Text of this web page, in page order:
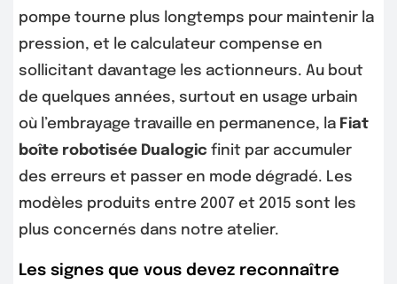
pompe tourne plus longtemps pour maintenir la
pression, et le calculateur compense en
sollicitant davantage les actionneurs. Au bout
de quelques années, surtout en usage urbain
où l’embrayage travaille en permanence, la Fiat
boîte robotisée Dualogic finit par accumuler
des erreurs et passer en mode dégradé. Les
modèles produits entre 2007 et 2015 sont les
plus concernés dans notre atelier.
Les signes que vous devez reconnaître